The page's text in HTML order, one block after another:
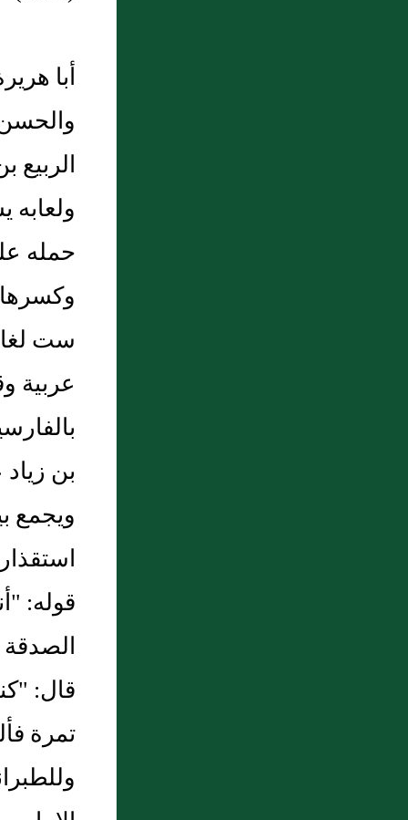
أبا
حمله
ست
عربية
بن
ويجمع
قوله:
قال:
تمرة